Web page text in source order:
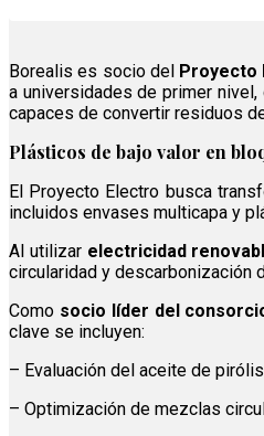
Borealis es socio del Proyecto
a universidades de primer nivel,
capaces de convertir residuos
Plásticos de bajo valor en
El Proyecto Electro busca
incluidos envases multicapa y
Al utilizarelectricidad
circularidad y descarbonización
Como socio líder del
clave se incluyen:
– Evaluación del aceite de
– Optimización de mezclas